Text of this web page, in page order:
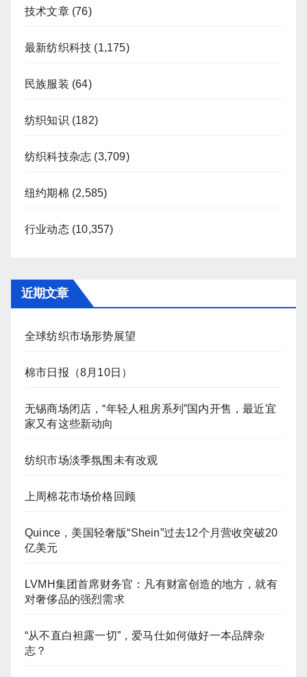
技术文章(76)
最新纺织科技 (1,175)
民族服装 (64)
纺织知识 (182)
纺织科技杂志 (3,709)
纽约期棉 (2,585)
行业动态(10,357)
近期文章
全球纺织市场形势展望
棉市日报（8月10日）
无锡商场闭店，“年轻人租房系列”国内开售，最近宜
家又有这些新动向
纺织市场淡季氛围未有改观
上周棉花市场价格回顾
Quince，美国轻奢版“Shein”过去12个月营收突破20
亿美元
LVMH集团首席财务官：凡有财富创造的地方，就有
对奢侈品的强烈需求
“从不直白袒露一切”，爱马仕如何做好一本品牌杂
志？